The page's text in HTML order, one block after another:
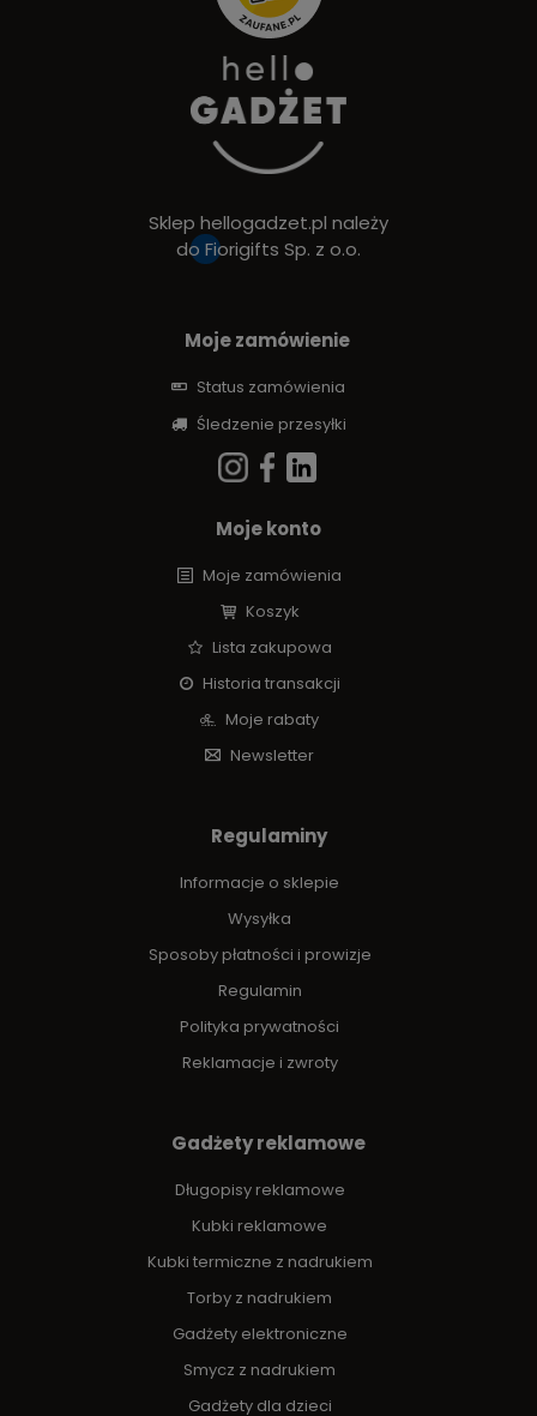
Sklep hellogadzet.pl należy
do Fiorigifts Sp. z o.o.
Moje zamówienie
Status zamówienia
Śledzenie przesyłki
Moje konto
Moje zamówienia
Koszyk
Lista zakupowa
Historia transakcji
Moje rabaty
Newsletter
Regulaminy
Informacje o sklepie
Wysyłka
Sposoby płatności i prowizje
Regulamin
Polityka prywatności
Reklamacje i zwroty
Gadżety reklamowe
Długopisy reklamowe
Kubki reklamowe
Kubki termiczne z nadrukiem
Torby z nadrukiem
Gadżety elektroniczne
Smycz z nadrukiem
Gadżety dla dzieci